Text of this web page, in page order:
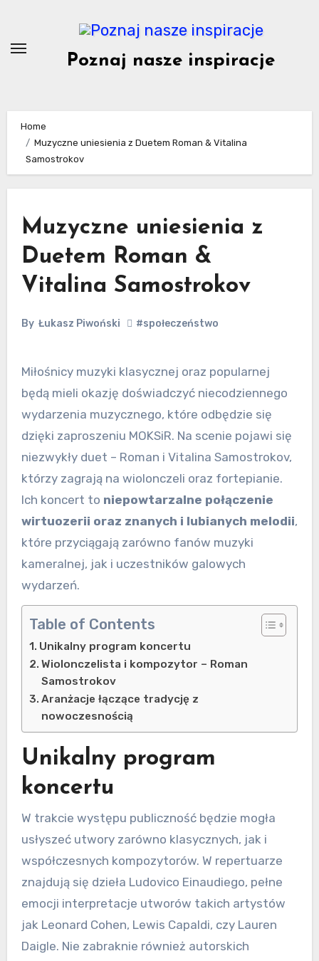
content
Poznaj nasze inspiracje
Home
Muzyczne uniesienia z Duetem Roman & Vitalina
Samostrokov
Muzyczne uniesienia z
Duetem Roman &
Vitalina Samostrokov
By Łukasz Piwoński #społeczeństwo
Miłośnicy muzyki klasycznej oraz popularnej
będą mieli okazję doświadczyć niecodziennego
wydarzenia muzycznego, które odbędzie się
dzięki zaproszeniu MOKSiR. Na scenie pojawi się
niezwykły duet – Roman i Vitalina Samostrokov,
którzy zagrają na wiolonczeli oraz fortepianie.
Ich koncert to niepowtarzalne połączenie
wirtuozerii oraz znanych i lubianych melodii,
które przyciągają zarówno fanów muzyki
kameralnej, jak i uczestników galowych
wydarzeń.
Table of Contents
Unikalny program koncertu
Wiolonczelista i kompozytor – Roman
Samostrokov
Aranżacje łączące tradycję z
nowoczesnością
Unikalny program
koncertu
W trakcie występu publiczność będzie mogła
usłyszeć utwory zarówno klasycznych, jak i
współczesnych kompozytorów. W repertuarze
znajdują się dzieła Ludovico Einaudiego, pełne
emocji interpretacje utworów takich artystów
jak Leonard Cohen, Lewis Capaldi, czy Lauren
Daigle. Nie zabraknie również autorskich